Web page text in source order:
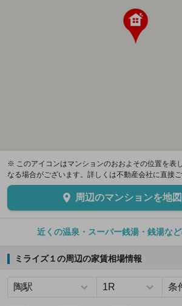
※ このアイコンはマンションのおおよその位置を表
なる場合がございます。詳しくは不動産会社に直接ご
周辺のマンションを地
近くの温泉・スーパー銭湯・銭湯な
ミライズ１の周辺の家賃相場情報